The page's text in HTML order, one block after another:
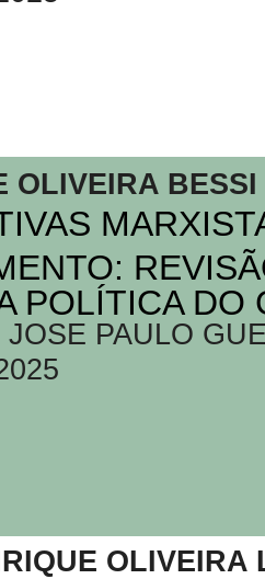
OLIVEIRA BESSI
POLÍTICA DO
JOSE PAULO
OLIVEIRA